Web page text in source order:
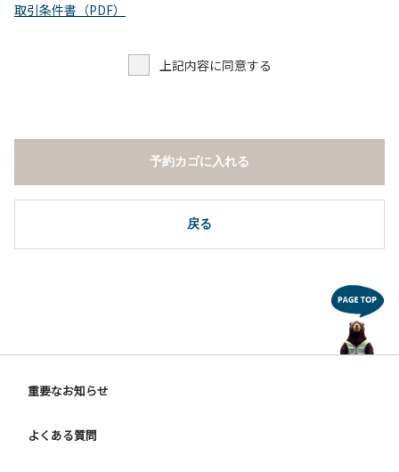
取引条件書（PDF）
上記内容に同意する
戻る
予約カゴに入れる
重要なお知らせ
よくある質問